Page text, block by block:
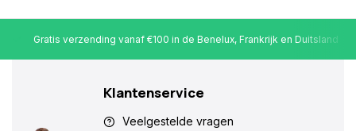
Gratis verzending vanaf €100 in de Benelux, Frankrijk en Duitsland
Klantenservice
Veelgestelde vragen